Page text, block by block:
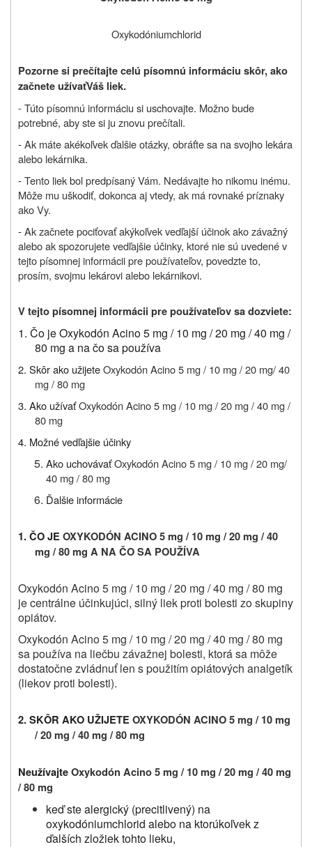
Oxykodóniumchlorid
Pozorne si prečítajte celú písomnú informáciu skôr, ako
začnete užívaťVáš liek.
- Túto písomnú informáciu si uschovajte. Možno bude
potrebné, aby ste si ju znovu prečítali.
-Ak máte akékoľvek ďalšie otázky, obráťte sa na svojho lekára
alebo lekárnika.
-Tento liek bol predpísaný Vám. Nedávajte ho nikomu inému.
Môže mu uškodiť, dokonca aj vtedy, ak má rovnaké príznaky
ako Vy.
-Ak začnete pociťovať akýkoľvek vedľajší účinok ako závažný
alebo ak spozorujete vedľajšie účinky, ktoré nie sú uvedené v
tejto písomnej informácii pre používateľov, povedzte to,
prosím, svojmu lekárovi alebo lekárnikovi.
V tejto písomnej informácii pre používateľov sa dozviete:
1. Čo je Oxykodón Acino 5 mg / 10 mg / 20 mg / 40 mg /
80 mg a na čo sa používa
2. Skôr ako užijeteOxykodón Acino 5 mg / 10 mg / 20 mg/ 40
mg / 80 mg
3. Ako užívaťOxykodón Acino 5 mg / 10 mg / 20 mg / 40 mg /
80 mg
4. Možné vedľajšie účinky
Ako uchovávaťOxykodón Acino 5 mg / 10 mg / 20 mg/
40 mg / 80 mg
Ďalšie informácie
1. ČO JEOXYKODÓN ACINO 5 mg / 10 mg / 20 mg / 40
mg / 80 mg A NA ČO SA POUŽÍVA
Oxykodón Acino 5 mg / 10 mg / 20 mg / 40 mg / 80 mg
je centrálne účinkujúci, silný liek proti bolesti zo skupiny
opiátov.
Oxykodón Acino 5 mg / 10 mg / 20 mg / 40 mg / 80 mg
sa používa na liečbu závažnej bolesti, ktorá sa môže
dostatočne zvládnuť len s použitím opiátových analgetík
(liekov proti bolesti).
2. SKÔR AKO UŽIJETEOXYKODÓN ACINO 5 mg / 10 mg
/ 20 mg / 40 mg / 80 mg
NeužívajteOxykodón Acino 5 mg / 10 mg / 20 mg / 40 mg
/ 80 mg
keď ste alergický (precitlivený) na
oxykodóniumchlorid alebo na ktorúkoľvek z
ďalších zložiek tohto lieku,